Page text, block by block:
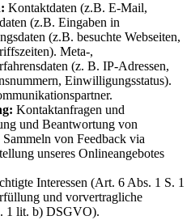
Kontaktdaten (z.B. E-Mail,
(z.B. Eingaben in
(z.B. besuchte Webseiten,
Meta-,
(z. B. IP-Adressen,
Einwilligungsstatus).
Kontaktanfragen und
und Beantwortung von
von Feedback via
unseres Onlineangebotes
Interessen (Art. 6 Abs. 1 S. 1
und vorvertragliche
1 lit. b) DSGVO).